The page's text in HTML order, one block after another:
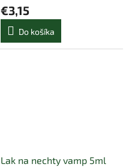
€3,15
Do košíka
Lak na nechty vamp 5ml